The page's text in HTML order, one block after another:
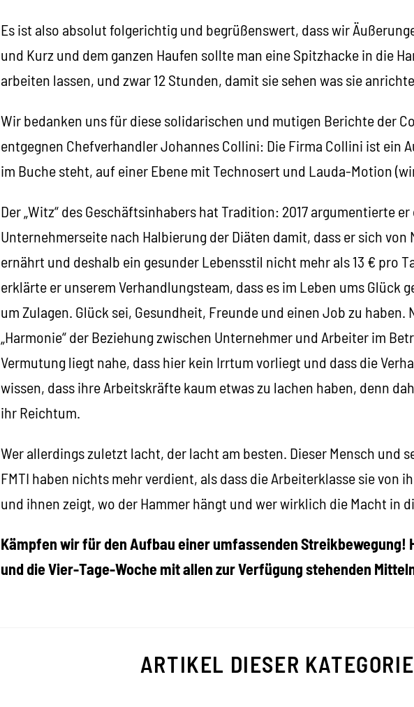
Es ist also absolut folgerichtig und begrüßenswert, dass wir
und Kurz und dem ganzen Haufen sollte man eine Spitzhacke in die
arbeiten lassen, und zwar 12 Stunden, damit sie sehen was sie
Wir bedanken uns für diese solidarischen und mutigen Berichte der
entgegnen Chefverhandler Johannes Collini: Die Firma Collini ist ein
im Buche steht, auf einer Ebene mit Technosert und Lauda-Motion
Der „Witz“ des Geschäftsinhabers hat Tradition: 2017 argumentierte
Unternehmerseite nach Halbierung der Diäten damit, dass er sich von
ernährt und deshalb ein gesunder Lebensstil nicht mehr als 13 € pro
erklärte er unserem Verhandlungsteam, dass es im Leben ums Glück
um Zulagen. Glück sei, Gesundheit, Freunde und einen Job zu haben.
„Harmonie“ der Beziehung zwischen Unternehmer und Arbeiter im
Vermutung liegt nahe, dass hier kein Irrtum vorliegt und dass die
wissen, dass ihre Arbeitskräfte kaum etwas zu lachen haben, denn
ihr Reichtum.
Wer allerdings zuletzt lacht, der lacht am besten. Dieser Mensch und
FMTI haben nichts mehr verdient, als dass die Arbeiterklasse sie von
und ihnen zeigt, wo der Hammer hängt und wer wirklich die Macht in
Kämpfen wir für den Aufbau einer umfassenden Streikbewegung!
und die Vier-Tage-Woche mit allen zur Verfügung stehenden
ARTIKEL DIESER KATEGORIE